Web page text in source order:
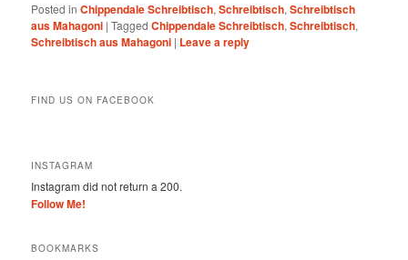
Posted in Chippendale Schreibtisch,Schreibtisch,Schreibtisch
aus Mahagoni |Tagged Chippendale Schreibtisch,Schreibtisch,
Schreibtisch aus Mahagoni | Leave a reply
FIND US ON FACEBOOK
INSTAGRAM
Instagram did not return a 200.
Follow Me!
BOOKMARKS